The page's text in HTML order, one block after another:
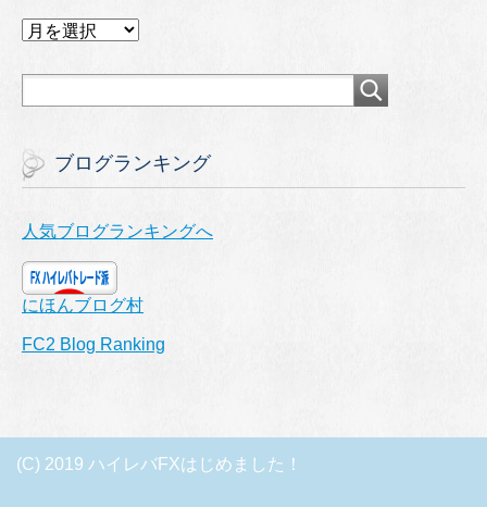
ア
カ
ブログランキング
人気ブログランキングへ
にほんブログ村
FC2 Blog Ranking
(C) 2019 ハイレバFXはじめました！